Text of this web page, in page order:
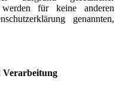
für keine anderen
genannten,
Verarbeitung